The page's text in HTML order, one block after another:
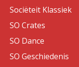
Sociëteit Klassiek
SO Crates
SO Dance
SO Geschiedenis